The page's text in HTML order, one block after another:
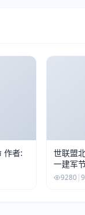
作者:
世联盟
一建军
解放军
9280|